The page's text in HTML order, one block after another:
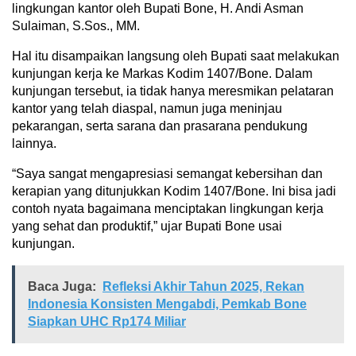
lingkungan kantor oleh Bupati Bone, H. Andi Asman
Sulaiman, S.Sos., MM.
Hal itu disampaikan langsung oleh Bupati saat melakukan
kunjungan kerja ke Markas Kodim 1407/Bone. Dalam
kunjungan tersebut, ia tidak hanya meresmikan pelataran
kantor yang telah diaspal, namun juga meninjau
pekarangan, serta sarana dan prasarana pendukung
lainnya.
“Saya sangat mengapresiasi semangat kebersihan dan
kerapian yang ditunjukkan Kodim 1407/Bone. Ini bisa jadi
contoh nyata bagaimana menciptakan lingkungan kerja
yang sehat dan produktif,” ujar Bupati Bone usai
kunjungan.
Baca Juga:
Refleksi Akhir Tahun 2025, Rekan
Indonesia Konsisten Mengabdi, Pemkab Bone
Siapkan UHC Rp174 Miliar